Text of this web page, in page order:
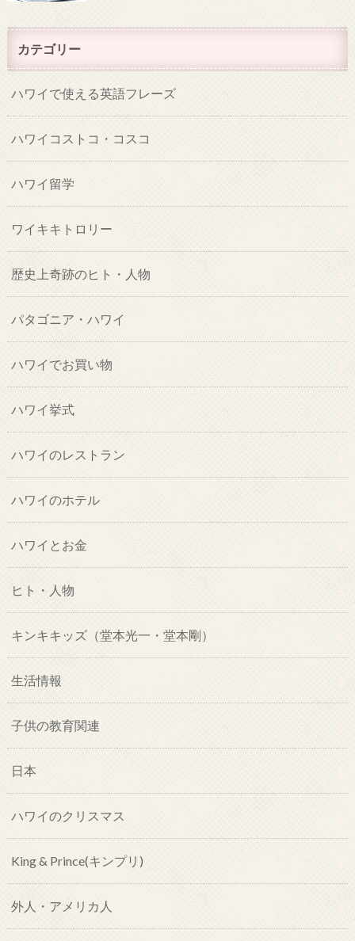
カテゴリー
ハワイで使える英語フレーズ
ハワイコストコ・コスコ
ハワイ留学
ワイキキトロリー
歴史上奇跡のヒト・人物
パタゴニア・ハワイ
ハワイでお買い物
ハワイ挙式
ハワイのレストラン
ハワイのホテル
ハワイとお金
ヒト・人物
キンキキッズ（堂本光一・堂本剛）
生活情報
子供の教育関連
日本
ハワイのクリスマス
King & Prince(キンプリ)
外人・アメリカ人